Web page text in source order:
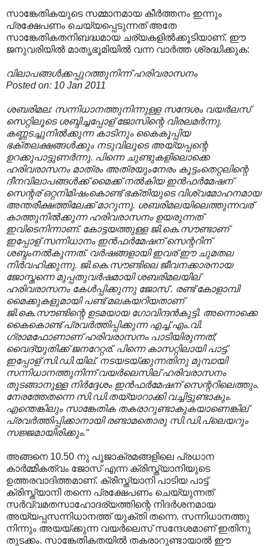
സാങ്കേതികയുടെ സമ്മാനമായ കീർത്തനം ഇന്നും
പ്രക്ഷേപണം ചെയ്യപ്പെടുന്നത് അതേ
സാങ്കേതികതനിബദ്ധമായ ചര്യകളിൽക്കൂടിയാണ്. ഈ
ജനുവരിയിൽ മാതൃഭൂമിയിൽ വന്ന വാർത്ത ശ്രദ്ധിക്കുക:
വിലാപങ്ങള്‍ക്കപ്പുറത്തുനിന്ന് ഹരിവരാസനം
Posted on: 10 Jan 2011
ശബരിമല: സന്നിധാനത്തുനിന്നുള്ള സന്ദേശം വയര്‍ലസ്
സെറ്റിലൂടെ ശബ്ദിച്ചപ്പോള് ജോസിന്റെ വിരലമര്‍ന്നു.
കണ്ണടച്ചുനില്‍ക്കുന്ന കാടിനും കൈകൂപ്പിയ
ഭക്തലക്ഷങ്ങള്‍ക്കും നടുവിലൂടെ അയ്യപ്പന്റെ
ഉറക്കുപാട്ടുണര്‍ന്നു. പിന്നെ ചുണ്ടുകളിലൊക്കെ
ഹരിവരാസനം മാത്രം അത്രയുംനേരം കൂട്ടംതെറ്റലിന്റെ
ദീനവിലാപങ്ങള്‍ക്ക് മൈക്ക് നല്‍കിയ ഇന്‍ഫര്‍മേഷന്
സെന്റര് ഒറ്റനിമിഷംകൊണ്ട് ഭക്തിയുടെ വിശ്വമോഹനമായ
അന്തരീക്ഷത്തിലേക്ക് മാറുന്നു. ശബരിമലയിലെത്തുന്നവര്
കാത്തുനില്‍ക്കുന്ന ഹരിവരാസനം ഉയരുന്നത്
ഇവിടെനിന്നാണ്. കോട്ടയത്തുള്ള ജി.കെ.സൗണ്ടാണ്
ഇപ്പോള് സന്നിധാനം ഇന്‍ഫര്‍മേഷന് സെന്ററിന്
ശബ്ദംനല്‍കുന്നത്. വര്‍ഷങ്ങളായി ഇവര് ഈ ചുമതല
നിര്‍വഹിക്കുന്നു. ജി.കെ.സൗണ്ടിലെ ജീവനക്കാരനായ
ജോസ്തന്നെ മുപ്പതുവര്‍ഷമായിശബരിമലയില്
ഹരിവരാസനം കേള്‍പ്പിക്കുന്നു ജോസ് . രണ്ട് കോളാമ്പി
മൈക്കുകളുമായി പണ്ട് മലകയറിയതാണ്
ജി.കെ.സൗണ്ടിന്റെ ഉടമയായ ഗോവിന്ദന്‍കുട്ടി. അന്നൊക്കെ
കൈകൊണ്ട് പ്രവര്‍ത്തിപ്പിക്കുന്ന എച്ച്.എം.വി.
ഗ്രാമഫോണാണ് ഹരിവരാസനം പാടിയിരുന്നത്;
വൈദ്യുതിക്ക് ജനറേറ്റര്. പിന്നെ കാസറ്റിലായി പാട്ട്.
ഇപ്പോള് സി.ഡി.യില്. നടയടയ്ക്കുന്നതിനു മുമ്പായി
സന്നിധാനത്തുനിന്ന് വയര്‍ലെസില് ഹരിവരാസനം
തുടങ്ങാനുള്ള നിര്‍ദ്ദേശം ഇന്‍ഫര്‍മേഷന് സെന്ററിലെത്തും.
നേരത്തേതന്നെ സി.ഡി.തയ്യാറാക്കി വച്ചിട്ടുണ്ടാകും.
എന്തെങ്കിലും സാങ്കേതിക തകരാറുണ്ടാകുകയാണെങ്കില്
പ്രവര്‍ത്തിപ്പിക്കാനായി രണ്ടാമതൊരു സി.ഡി.പ്ലെയറും
സജ്ജമായിരിക്കും.“
അങ്ങനെ 10.50 നു പൂജാക്രമങ്ങളിലെ പ്രധാന
കാർമ്മികത്വം ജോസ് എന്ന ക്രിസ്ത്യാനിയുടെ
ഉത്തരവാദിത്തമാണ്. ക്രിസ്ത്യാനി പാടിയ പാട്ട്
ക്രിസ്ത്യാനി തന്നെ പ്രക്ഷേപണം ചെയ്യുന്നത്
സർവ്വമതസാഹോദര്യത്തിന്റെ നിദർശനമായ
അയ്യപ്പസന്നിധാനത്ത് യുക്തി തന്നെ. സന്നിധാനത്തു
നിന്നും അയയ്ക്കുന്ന വയർലെസ് സന്ദേശമാണ് ഇതിനു
തുടക്കം. സാങ്കേതികതയിൽ തകരാറുണ്ടായാൽ ഈ